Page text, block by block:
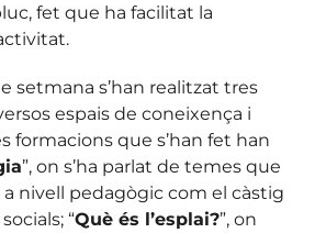
fet que ha facilitat la
setmana s’han realitzat tres
espais de coneixença i
formacions que s’han fet han
”, on s’ha parlat de temes que
nivell pedagògic com el càstig
“Què és l’esplai?”, on